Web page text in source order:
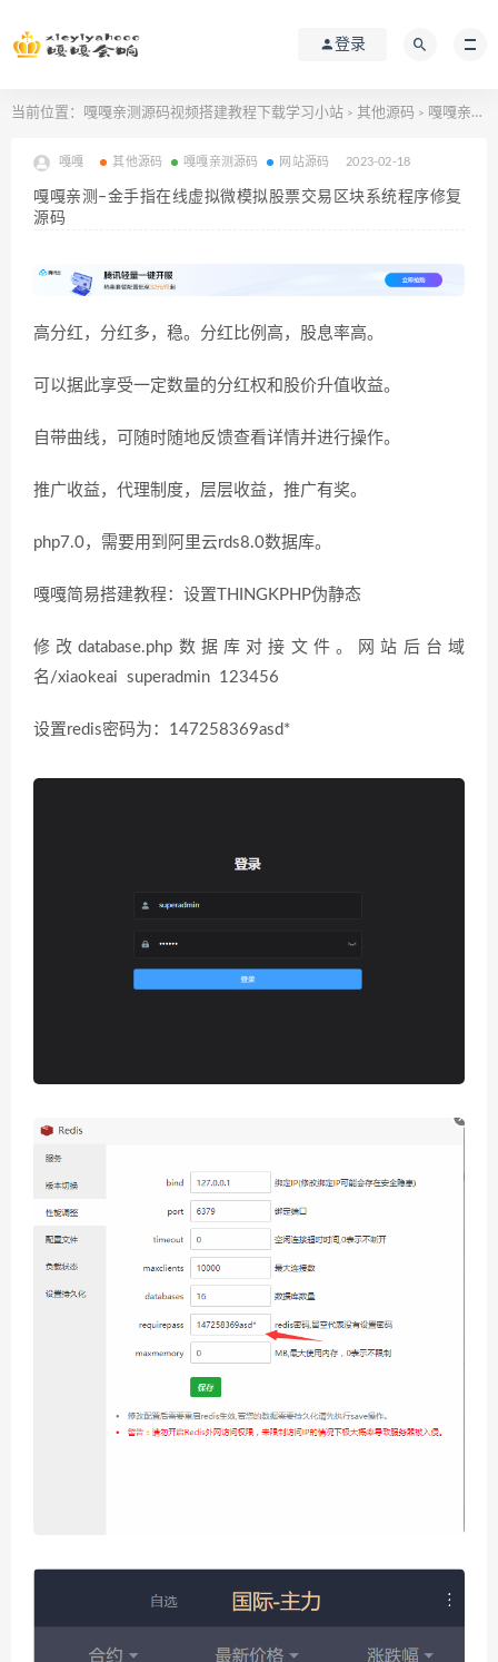
登录
当前位置： 嘎嘎亲测源码视频搭建教程下载学习小站 > 其他源码 > 嘎嘎亲测–金手指在线虚拟微模拟股票交易区块系统程序修复源码
嘎嘎 其他源码 嘎嘎亲测源码 网站源码 2023-02-18
嘎嘎亲测–金手指在线虚拟微模拟股票交易区块系统程序修复
源码
高分红，分红多，稳。分红比例高，股息率高。
可以据此享受一定数量的分红权和股价升值收益。
自带曲线，可随时随地反馈查看详情并进行操作。
推广收益，代理制度，层层收益，推广有奖。
php7.0，需要用到阿里云rds8.0数据库。
嘎嘎简易搭建教程：设置THINGKPHP伪静态
修改database.php数据库对接文件。网站后台域
名/xiaokeai superadmin 123456
设置redis密码为：147258369asd*